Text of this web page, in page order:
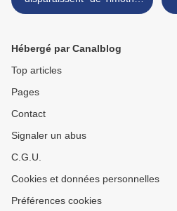
Le Boucher : Mind Games
Hébergé par Canalblog
Top articles
Pages
Contact
Signaler un abus
C.G.U.
Cookies et données personnelles
Préférences cookies